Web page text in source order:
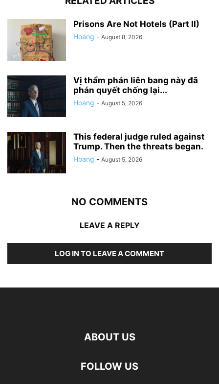
Prisons Are Not Hotels (Part II)
Hoang - August 8, 2026
Vị thẩm phán liên bang này đã
phán quyết chống lại...
Hoang - August 5, 2026
This federal judge ruled against
Trump. Then the threats began.
Hoang - August 5, 2026
NO COMMENTS
LEAVE A REPLY
LOG IN TO LEAVE A COMMENT
ABOUT US
FOLLOW US